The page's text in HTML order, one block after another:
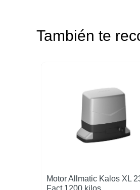
También te
Motor Allmatic Kalos XL
Fact 1200 kilos